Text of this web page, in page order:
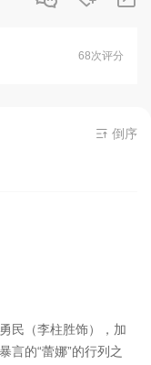
68次评分
倒序
民（李柱胜饰），加
言的“蕾娜”的行列之